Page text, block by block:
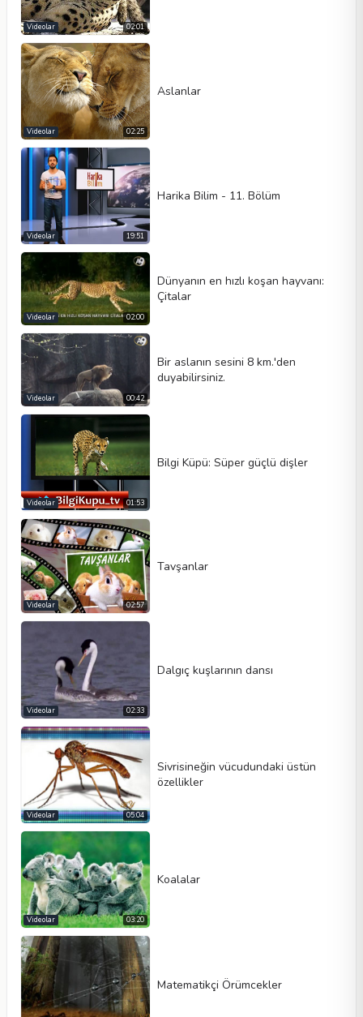
02:01
Videolar
02:25
Videolar
Aslanlar
19:51
Videolar
Harika Bilim - 11. Bölüm
02:00
Videolar
Dünyanın en hızlı koşan hayvanı:
Çitalar
00:42
Videolar
Bir aslanın sesini 8 km.'den
duyabilirsiniz.
01:53
Videolar
Bilgi Küpü: Süper güçlü dişler
02:57
Videolar
Tavşanlar
02:33
Videolar
Dalgıç kuşlarının dansı
05:04
Videolar
Sivrisineğin vücudundaki üstün
özellikler
03:20
Videolar
Koalalar
Matematikçi Örümcekler